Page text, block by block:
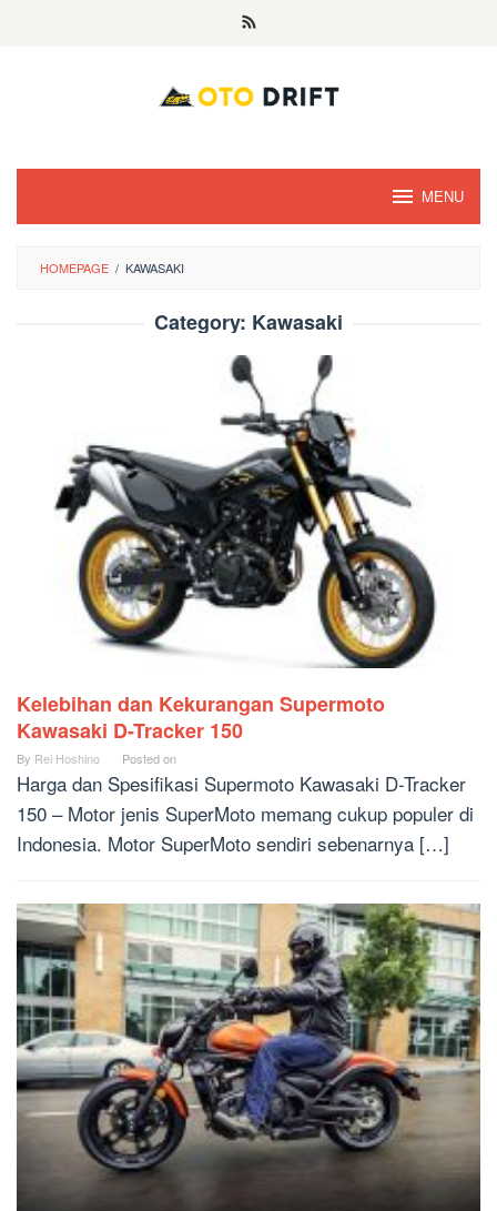
MENU
HOMEPAGE / KAWASAKI
Category: Kawasaki
Kelebihan dan Kekurangan Supermoto
Kawasaki D-Tracker 150
By Rei Hoshino Posted on
Harga dan Spesifikasi Supermoto Kawasaki D-Tracker
150 – Motor jenis SuperMoto memang cukup populer di
Indonesia. Motor SuperMoto sendiri sebenarnya […]